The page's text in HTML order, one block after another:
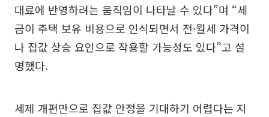
대료에 반영하려는 움직임이 나타날 수 있다”며 “세
금이 주택 보유 비용으로 인식되면서 전·월세 가격이
나 집값 상승 요인으로 작용할 가능성도 있다”고 설
명했다.
세제 개편만으로 집값 안정을 기대하기 어렵다는 지